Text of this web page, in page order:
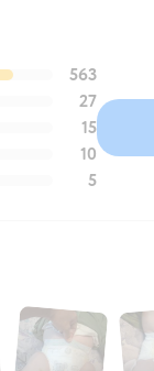
563
27
15
10
5